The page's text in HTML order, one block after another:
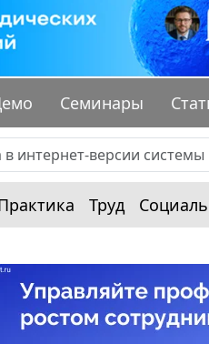
Семинары
Труд